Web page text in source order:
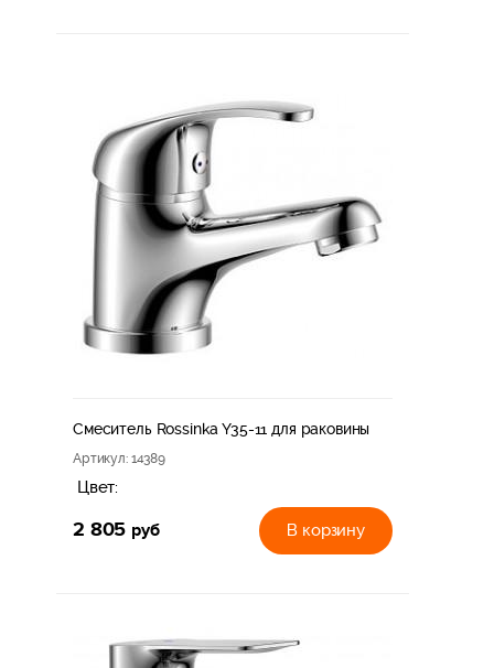
Смеситель Rossinka Y35-11 для раковины
Артикул: 14389
Цвет:
2 805 руб В корзину